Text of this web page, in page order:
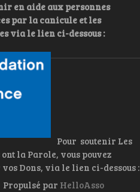
en aide aux personnes
par la canicule et les
via le lien ci-dessous :
Pour soutenir Les
la Parole, vous pouvez
Dons, via le lien ci-dessous :
Propulsé par HelloAsso